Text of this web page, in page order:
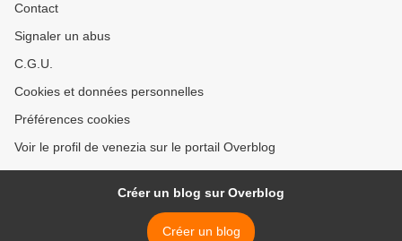
Contact
Signaler un abus
C.G.U.
Cookies et données personnelles
Préférences cookies
Voir le profil de venezia sur le portail Overblog
Créer un blog sur Overblog
Créer un blog